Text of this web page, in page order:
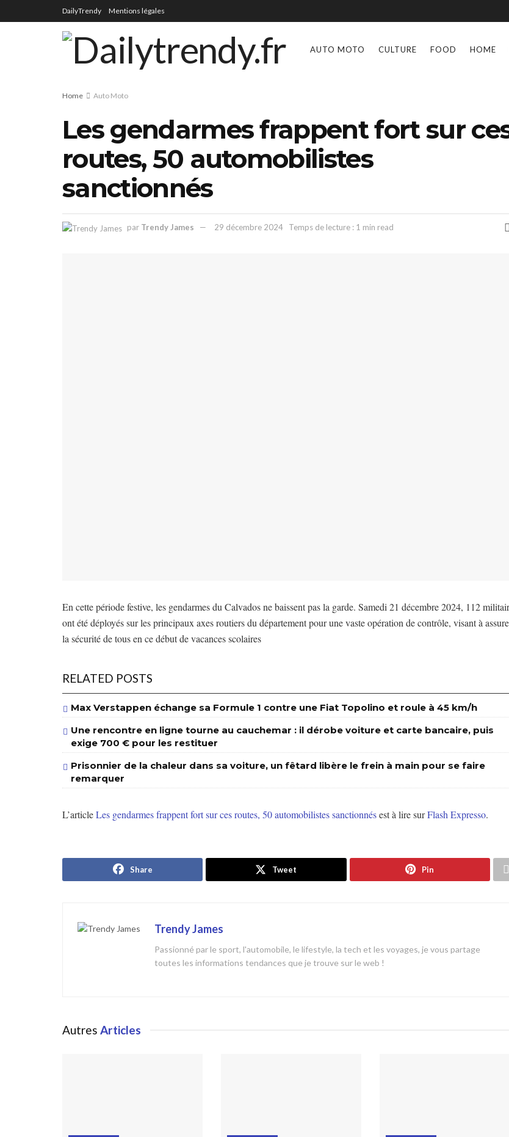
DailyTrendy Mentions légales
AUTO MOTO CULTURE FOOD HOME
Home Auto Moto
Les gendarmes frappent fort sur
routes, 50 automobilistes
sanctionnés
par Trendy James 29 décembre 2024 Temps de lecture : 1 min read
En cette période festive, les gendarmes du Calvados ne baissent pas la garde. Samedi 21 décembre 2024, 112
ont été déployés sur les principaux axes routiers du département pour une vaste opération de contrôle, visant à
la sécurité de tous en ce début de vacances scolaires
RELATED POSTS
Max Verstappen échange sa Formule 1 contre une Fiat Topolino et roule à 45 km/h
Une rencontre en ligne tourne au cauchemar : il dérobe voiture et carte bancaire, puis
exige 700 € pour les restituer
Prisonnier de la chaleur dans sa voiture, un fêtard libère le frein à main pour se faire
remarquer
L’articleLes gendarmes frappent fort sur ces routes, 50 automobilistes sanctionnésest à lire surFlash Expresso.
Share Tweet Pin
Trendy James
Passionné par le sport, l'automobile, le lifestyle, la tech et les voyages, je vous partage
toutes les informations tendances que je trouve sur le web !
Autres Articles